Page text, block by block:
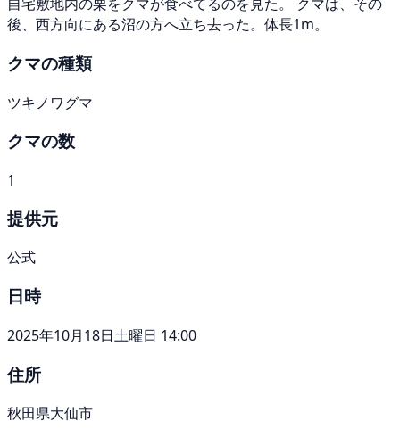
後、西方向にある沼の方へ立ち去った。体長1m。
クマの種類
ツキノワグマ
クマの数
1
提供元
公式
日時
2025年10月18日土曜日 14:00
住所
秋田県大仙市